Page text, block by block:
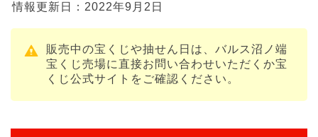
情報更新日：2022年9月2日
販売中の宝くじや抽せん日は、バルス沼ノ端
宝くじ売場に直接お問い合わせいただくか宝
くじ公式サイトをご確認ください。